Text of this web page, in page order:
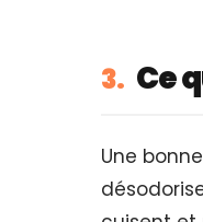
3. Ce
Une